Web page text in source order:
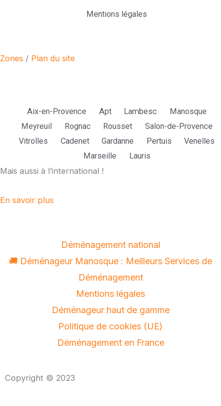
Mentions légales
a
b
o
k
n
t
a
r
a
Zones / Plan du site
Aix-en-Provence
Apt Lambesc
Manosque
Meyreuil
Rognac Rousset
Salon-de-Provence
Vitrolles
Cadenet Gardanne Pertuis
Venelles
Marseille
Lauris
Mais aussi à l’international !
En savoir plus
Déménagement national
🚚 Déménageur Manosque : Meilleurs Services de
Déménagement
Mentions légales
Déménageur haut de gamme
Politique de cookies (UE)
Déménagement en France
Copyright © 2023